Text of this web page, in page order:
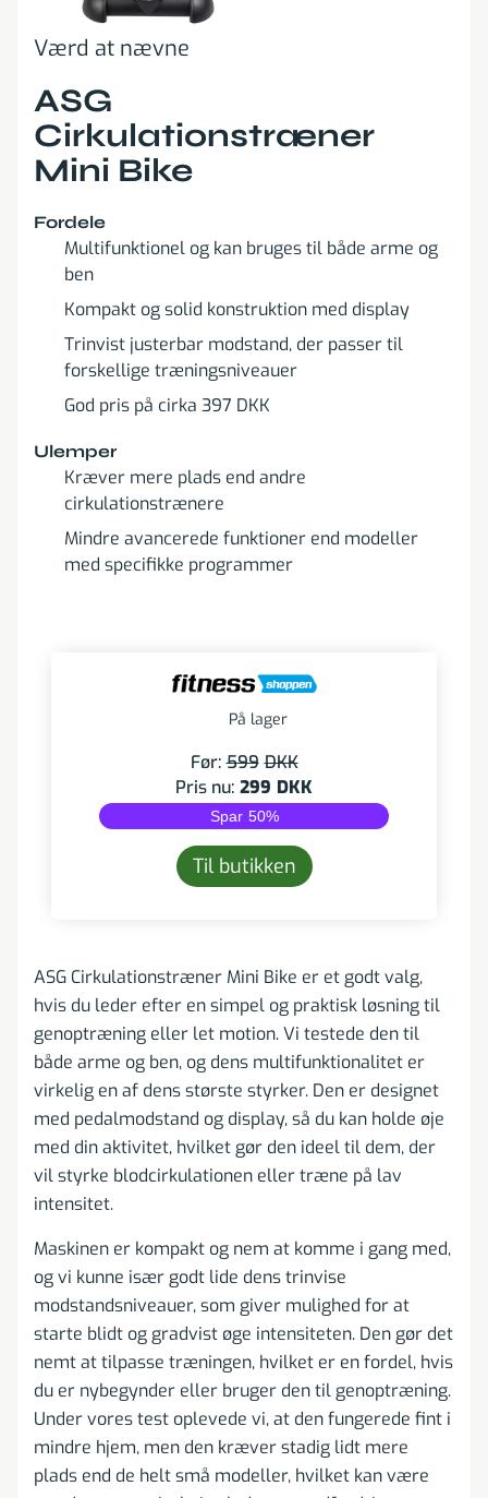
Værd at nævne
ASG
Cirkulationstræner
Mini Bike
Fordele
Multifunktionel og kan bruges til både arme og
ben
Kompakt og solid konstruktion med display
Trinvist justerbar modstand, der passer til
forskellige træningsniveauer
God pris på cirka 397 DKK
Ulemper
Kræver mere plads end andre
cirkulationstrænere
Mindre avancerede funktioner end modeller
med specifikke programmer
På lager
Før: 599 DKK
Pris nu: 299 DKK
Spar 50%
Til butikken
ASG Cirkulationstræner Mini Bike er et godt valg,
hvis du leder efter en simpel og praktisk løsning til
genoptræning eller let motion. Vi testede den til
både arme og ben, og dens multifunktionalitet er
virkelig en af dens største styrker. Den er designet
med pedalmodstand og display, så du kan holde øje
med din aktivitet, hvilket gør den ideel til dem, der
vil styrke blodcirkulationen eller træne på lav
intensitet.
Maskinen er kompakt og nem at komme i gang med,
og vi kunne især godt lide dens trinvise
modstandsniveauer, som giver mulighed for at
starte blidt og gradvist øge intensiteten. Den gør det
nemt at tilpasse træningen, hvilket er en fordel, hvis
du er nybegynder eller bruger den til genoptræning.
Under vores test oplevede vi, at den fungerede fint i
mindre hjem, men den kræver stadig lidt mere
plads end de helt små modeller, hvilket kan være